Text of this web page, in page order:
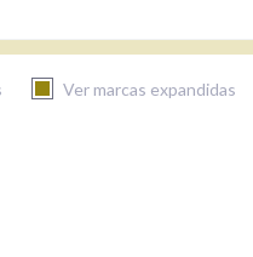
Ver marcas expandidas